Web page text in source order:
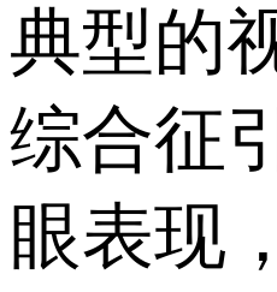
典型的
综合征
眼表现